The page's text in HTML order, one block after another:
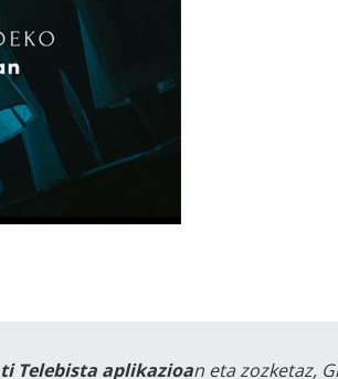
Telebista aplikazioan eta zozketaz,